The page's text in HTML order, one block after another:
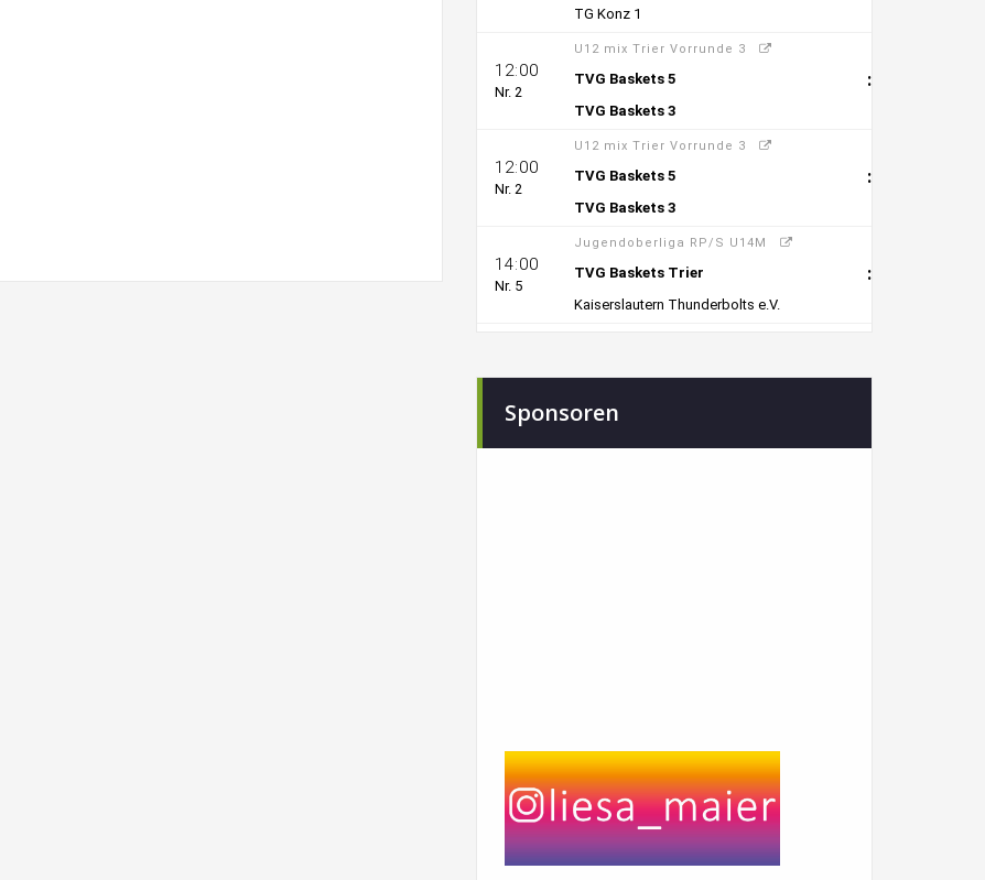
Sponsoren